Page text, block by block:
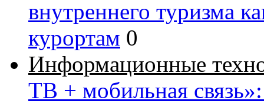
внутреннего туризма
курортам 0
Информационные
ТВ + мобильная